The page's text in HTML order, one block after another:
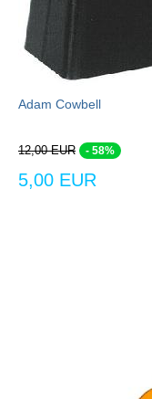
Adam Cowbell
12,00 EUR - 58%
5,00 EUR